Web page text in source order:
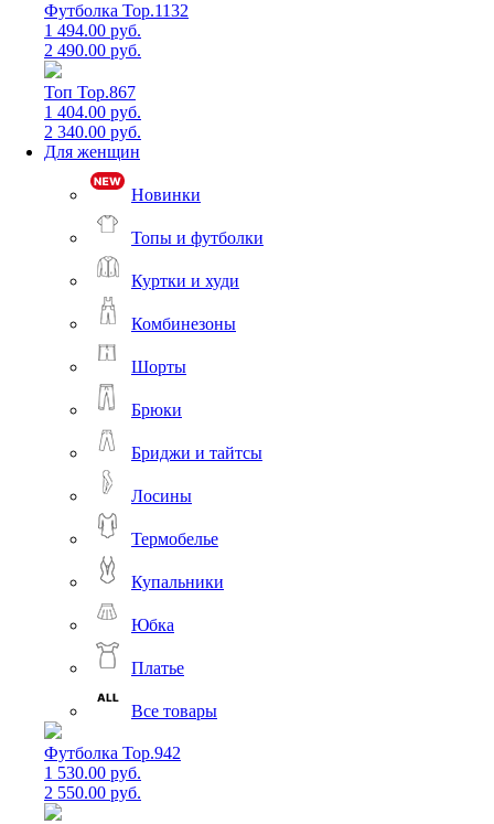
Футболка Top.1132
1 494.00 руб.
2 490.00 руб.
Топ Top.867
1 404.00 руб.
2 340.00 руб.
Для женщин
Новинки
Топы и футболки
Куртки и худи
Комбинезоны
Шорты
Брюки
Бриджи и тайтсы
Лосины
Термобелье
Купальники
Юбка
Платье
Все товары
Футболка Top.942
1 530.00 руб.
2 550.00 руб.